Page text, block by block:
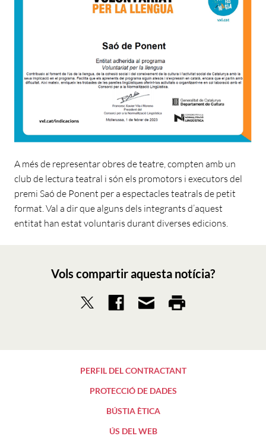
A més de representar obres de teatre, compten amb un
club de lectura teatral i són els promotors i executors del
premi Saó de Ponent per a espectacles teatrals de petit
format. Val a dir que alguns dels integrants d’aquest
entitat han estat voluntaris durant diverses edicions.
Vols compartir aquesta notícia?
PERFIL DEL CONTRACTANT
PROTECCIÓ DE DADES
BÚSTIA ÈTICA
ÚS DEL WEB